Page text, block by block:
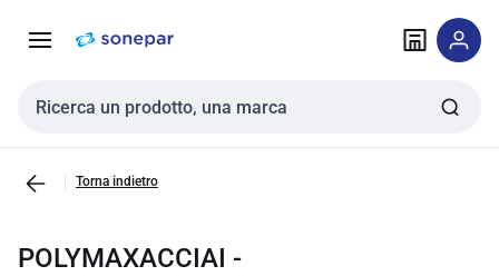
navigazione alla
Cerca input
Torna indietro
POLYMAXACCIAI -